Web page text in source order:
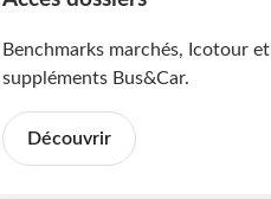
Benchmarks marchés, Icotour et
suppléments Bus&Car.
Découvrir